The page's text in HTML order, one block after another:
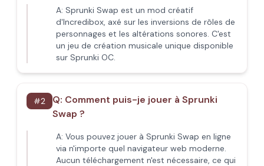
A: Sprunki Swap est un mod créatif
d'Incredibox, axé sur les inversions de rôles de
personnages et les altérations sonores. C'est
un jeu de création musicale unique disponible
sur Sprunki OC.
#2 Q: Comment puis-je jouer à Sprunki
Swap ?
A: Vous pouvez jouer à Sprunki Swap en ligne
via n'importe quel navigateur web moderne.
Aucun téléchargement n'est nécessaire, ce qui